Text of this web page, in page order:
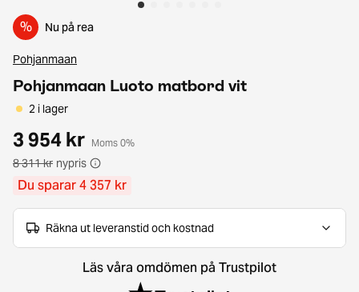
% Nu på rea
Pohjanmaan
Pohjanmaan Luoto matbord vit
2 i lager
3 954 kr Moms 0%
8 311 kr nypris
Du sparar 4 357 kr
Räkna ut leveranstid och kostnad
Läs våra omdömen på Trustpilot